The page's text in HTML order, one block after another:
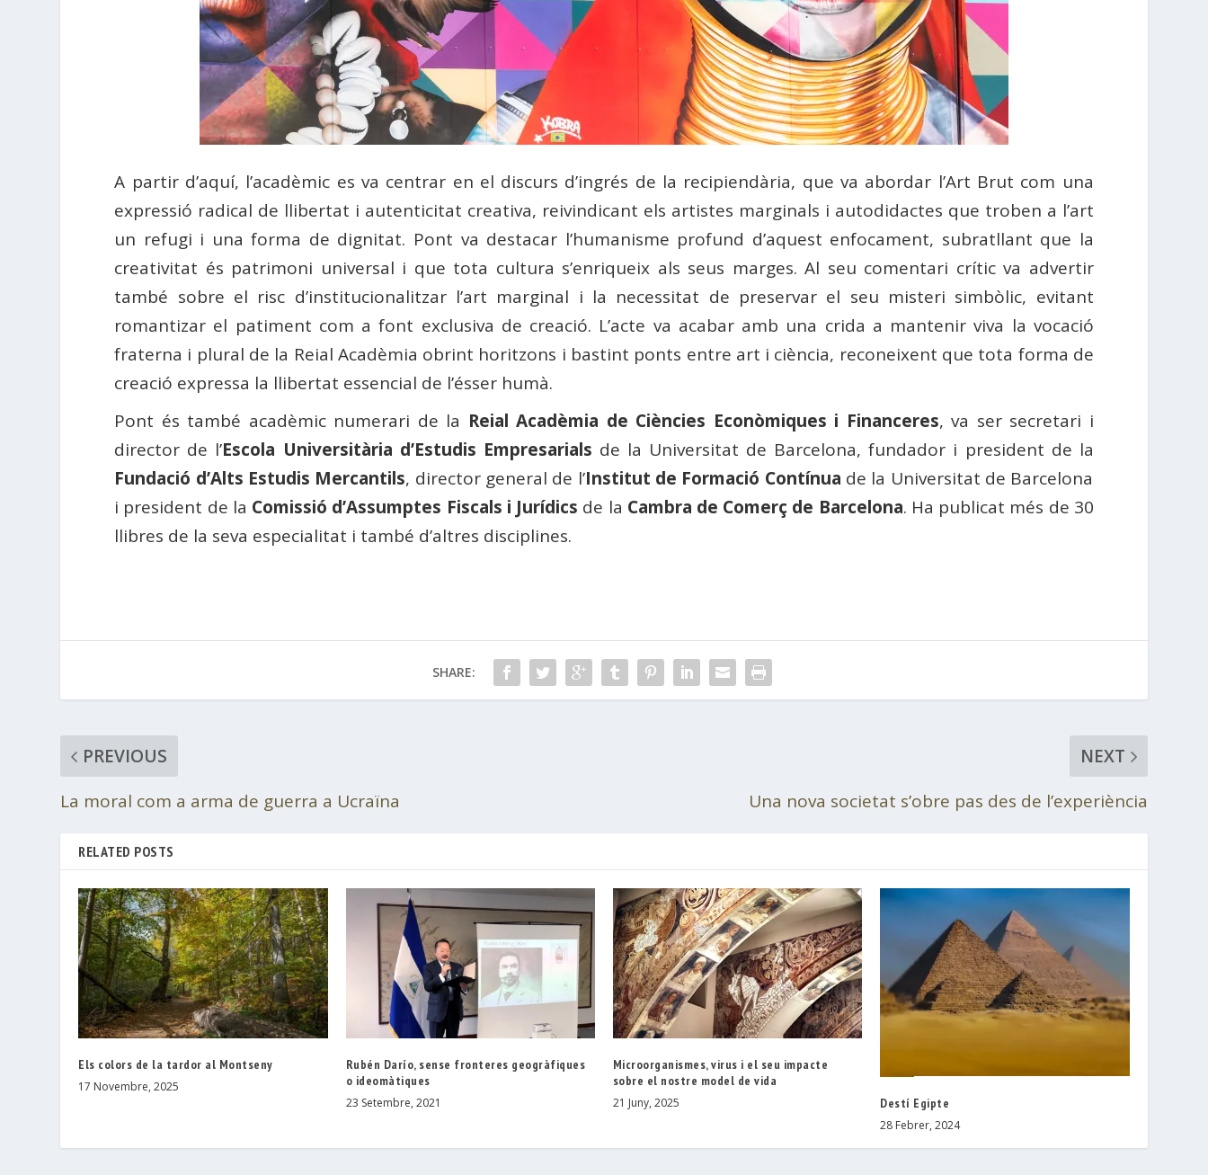
A partir d’aquí, l’acadèmic es va centrar en el discurs d’ingrés de la recipiendària, que va abordar l’Art Brut com una
expressió radical de llibertat i autenticitat creativa, reivindicant els artistes marginals i autodidactes que troben a l’art
un refugi i una forma de dignitat. Pont va destacar l’humanisme profund d’aquest enfocament, subratllant que la
creativitat és patrimoni universal i que tota cultura s’enriqueix als seus marges. Al seu comentari crític va advertir
també sobre el risc d’institucionalitzar l’art marginal i la necessitat de preservar el seu misteri simbòlic, evitant
romantizar el patiment com a font exclusiva de creació. L’acte va acabar amb una crida a mantenir viva la vocació
fraterna i plural de la Reial Acadèmia obrint horitzons i bastint ponts entre art i ciència, reconeixent que tota forma de
creació expressa la llibertat essencial de l’ésser humà.
Pont és també acadèmic numerari de la Reial Acadèmia de Ciències Econòmiques i Financeres, va ser secretari i
director de l’Escola Universitària d’Estudis Empresarials de la Universitat de Barcelona, fundador i president de la
Fundació d’Alts Estudis Mercantils, director general de l’Institut de Formació Contínua de la Universitat de Barcelona
i president de la Comissió d’Assumptes Fiscals i Jurídics de la Cambra de Comerç de Barcelona. Ha publicat més de 30
llibres de la seva especialitat i també d’altres disciplines.
SHARE:
PREVIOUS
La moral com a arma de guerra a Ucraïna
NEXT
Una nova societat s’obre pas des de l’experiència
RELATED POSTS
Els colors de la tardor al Montseny
17 Novembre, 2025
Rubén Darío, sense fronteres geogràfiques
o ideomàtiques
23 Setembre, 2021
Microorganismes, virus i el seu impacte
sobre el nostre model de vida
21 Juny, 2025 Destí Egipte
28 Febrer, 2024